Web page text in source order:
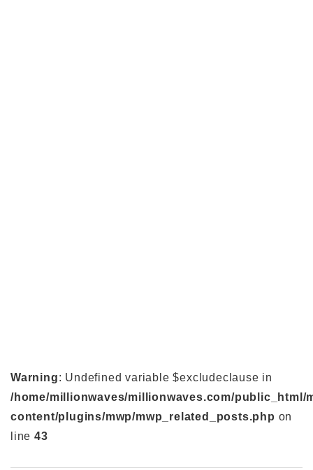
Warning: Undefined variable $excludeclause in
/home/millionwaves/millionwaves.com/public_html/
content/plugins/mwp/mwp_related_posts.php on
line 43